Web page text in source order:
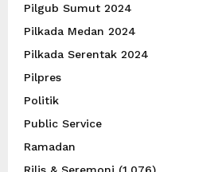
Pilgub Sumut 2024
Pilkada Medan 2024
Pilkada Serentak 2024
Pilpres
Politik
Public Service
Ramadan
Rilis & Seremoni (1,076)